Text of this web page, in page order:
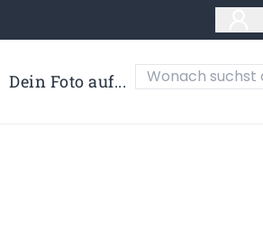
Dein Foto auf...